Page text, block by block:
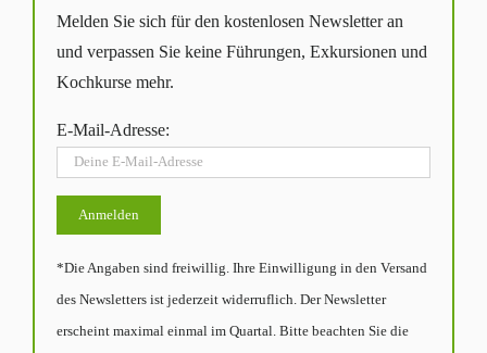
Melden Sie sich für den kostenlosen Newsletter an
und verpassen Sie keine Führungen, Exkursionen und
Kochkurse mehr.
E-Mail-Adresse:
*Die Angaben sind freiwillig. Ihre Einwilligung in den Versand
des Newsletters ist jederzeit widerruflich. Der Newsletter
erscheint maximal einmal im Quartal. Bitte beachten Sie die